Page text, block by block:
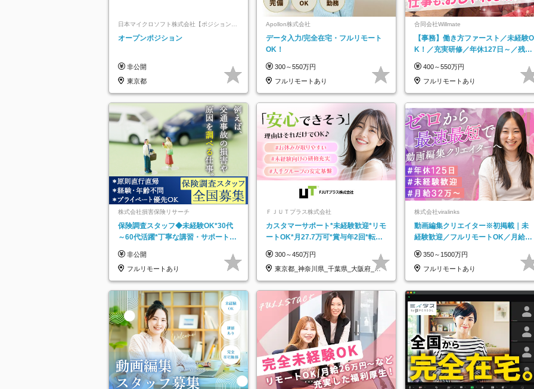
日本マイクロソフト株式会社【ポジションマ
ッチ登録】
オープンポジション
非公開
東京都
Apollon株式会社
データ入力/完全在宅・フルリモート
OK！
300～550万円
フルリモートあり
合同会社Willmate
【事務】働き方ファースト／未経験O
K！／充実研修／年休127日～／残業
400～550万円
フルリモートあり
株式会社損害保険リサーチ
保険調査スタッフ◆未経験OK*30代
～60代活躍*丁寧な講習・サポートあ
託
非公開
フルリモートあり
ＦＪＵＴプラス株式会社
カスタマーサポート*未経験歓迎*リモ
ートOK*月27.7万可*賞与年2回*転勤
300～450万円
東京都_神奈川県_千葉県_大阪府_愛
知県…
株式会社viralinks
動画編集クリエイター※初掲載｜未
経験歓迎／フルリモートOK／月給32
350～1500万円
フルリモートあり